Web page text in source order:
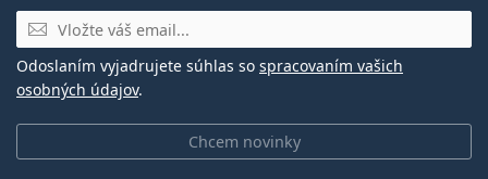
E-mail
Chcem novinky
Odoslaním vyjadrujete súhlas so spracovaním vašich
osobných údajov.